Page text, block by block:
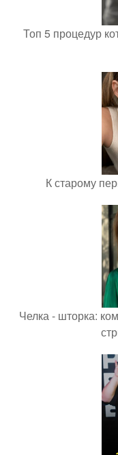
Топ 5 процедур
К старому
Челка - шторка: